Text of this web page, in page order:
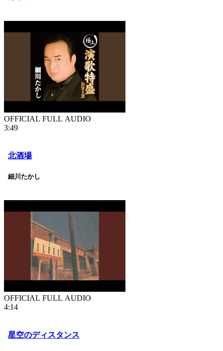
OFFICIAL FULL AUDIO
3:49
北酒場
細川たかし
OFFICIAL FULL AUDIO
4:14
星空のディスタンス